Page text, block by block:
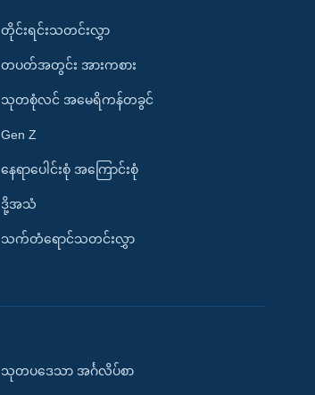
တိုင်းရင်းသတင်းလွှာ
တပတ်အတွင်း အားကစား
သုတစုံလင် အမေရိကန်တခွင်
Gen Z
နေရာပေါင်းစုံ အကြောင်းစုံ
ဒို့အသံ
သက်တံရောင်သတင်းလွှာ
သုတပဒေသာ အင်္ဂလိပ်စာ